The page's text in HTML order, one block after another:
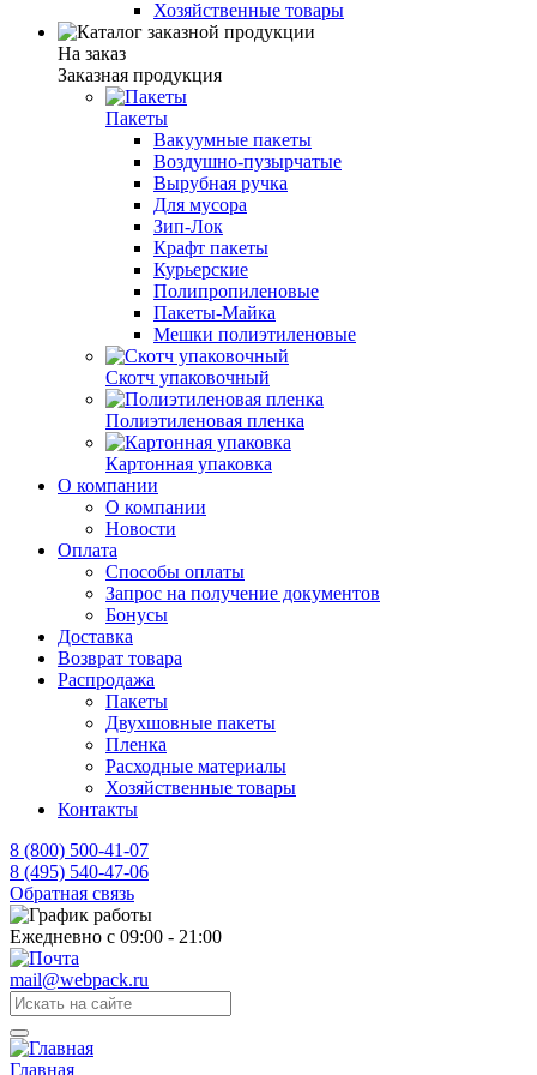
Хозяйственные товары
На заказ
Заказная продукция
Пакеты
Вакуумные пакеты
Воздушно-пузырчатые
Вырубная ручка
Для мусора
Зип-Лок
Крафт пакеты
Курьерские
Полипропиленовые
Пакеты-Майка
Мешки полиэтиленовые
Скотч упаковочный
Полиэтиленовая пленка
Картонная упаковка
О компании
О компании
Новости
Оплата
Способы оплаты
Запрос на получение документов
Бонусы
Доставка
Возврат товара
Распродажа
Пакеты
Двухшовные пакеты
Пленка
Расходные материалы
Хозяйственные товары
Контакты
8 (800) 500-41-07
8 (495) 540-47-06
Обратная связь
Ежедневно с 09:00 - 21:00
mail@webpack.ru
Главная